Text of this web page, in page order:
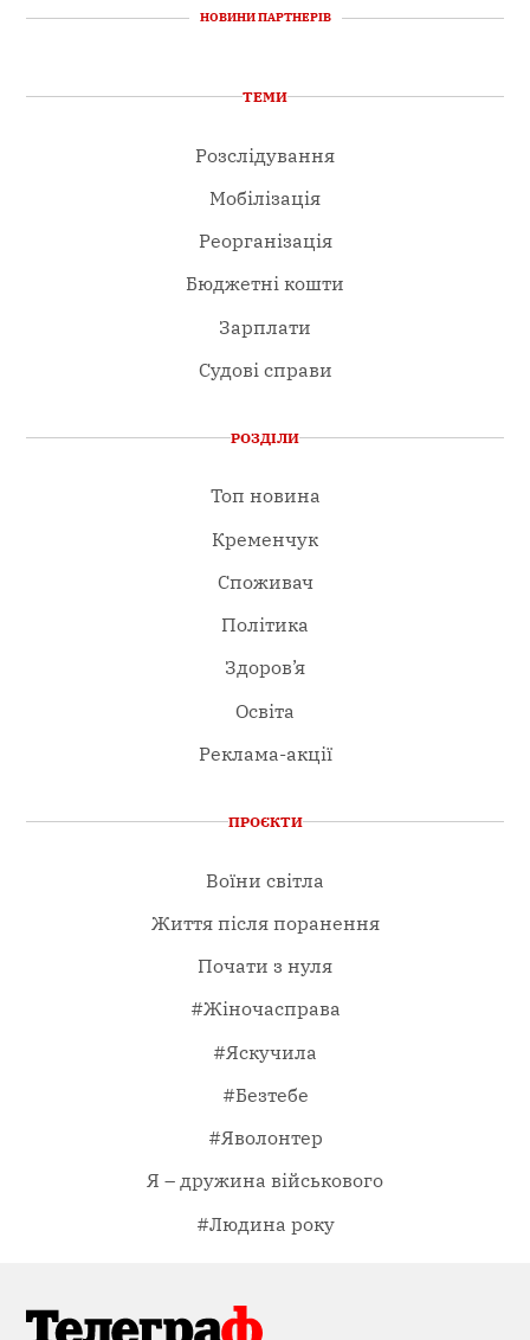
НОВИНИ ПАРТНЕРІВ
ТЕМИ
Розслідування
Мобілізація
Реорганізація
Бюджетні кошти
Зарплати
Судові справи
РОЗДІЛИ
Топ новина
Кременчук
Споживач
Політика
Здоров’я
Освіта
Реклама-акції
ПРОЄКТИ
Воїни світла
Життя після поранення
Почати з нуля
#Жіночасправа
#Яскучила
#Безтебе
#Яволонтер
Я – дружина військового
#Людина року